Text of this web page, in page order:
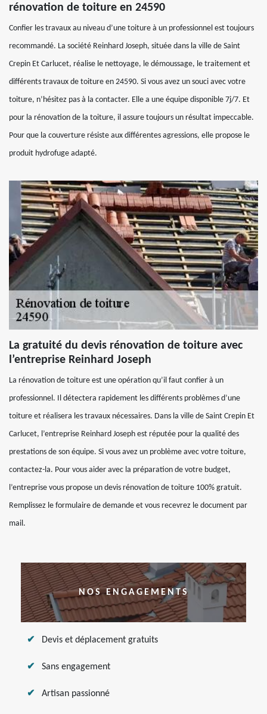
rénovation de toiture en 24590
Confier les travaux au niveau d’une toiture à un professionnel est toujours
recommandé. La société Reinhard Joseph, située dans la ville de Saint
Crepin Et Carlucet, réalise le nettoyage, le démoussage, le traitement et
différents travaux de toiture en 24590. Si vous avez un souci avec votre
toiture, n’hésitez pas à la contacter. Elle a une équipe disponible 7j/7. Et
pour la rénovation de la toiture, il assure toujours un résultat impeccable.
Pour que la couverture résiste aux différentes agressions, elle propose le
produit hydrofuge adapté.
La gratuité du devis rénovation de toiture avec
l’entreprise Reinhard Joseph
La rénovation de toiture est une opération qu’il faut confier à un
professionnel. Il détectera rapidement les différents problèmes d’une
toiture et réalisera les travaux nécessaires. Dans la ville de Saint Crepin Et
Carlucet, l’entreprise Reinhard Joseph est réputée pour la qualité des
prestations de son équipe. Si vous avez un problème avec votre toiture,
contactez-la. Pour vous aider avec la préparation de votre budget,
l’entreprise vous propose un devis rénovation de toiture 100% gratuit.
Remplissez le formulaire de demande et vous recevrez le document par
mail.
NOS ENGAGEMENTS
Devis et déplacement gratuits
Sans engagement
Artisan passionné